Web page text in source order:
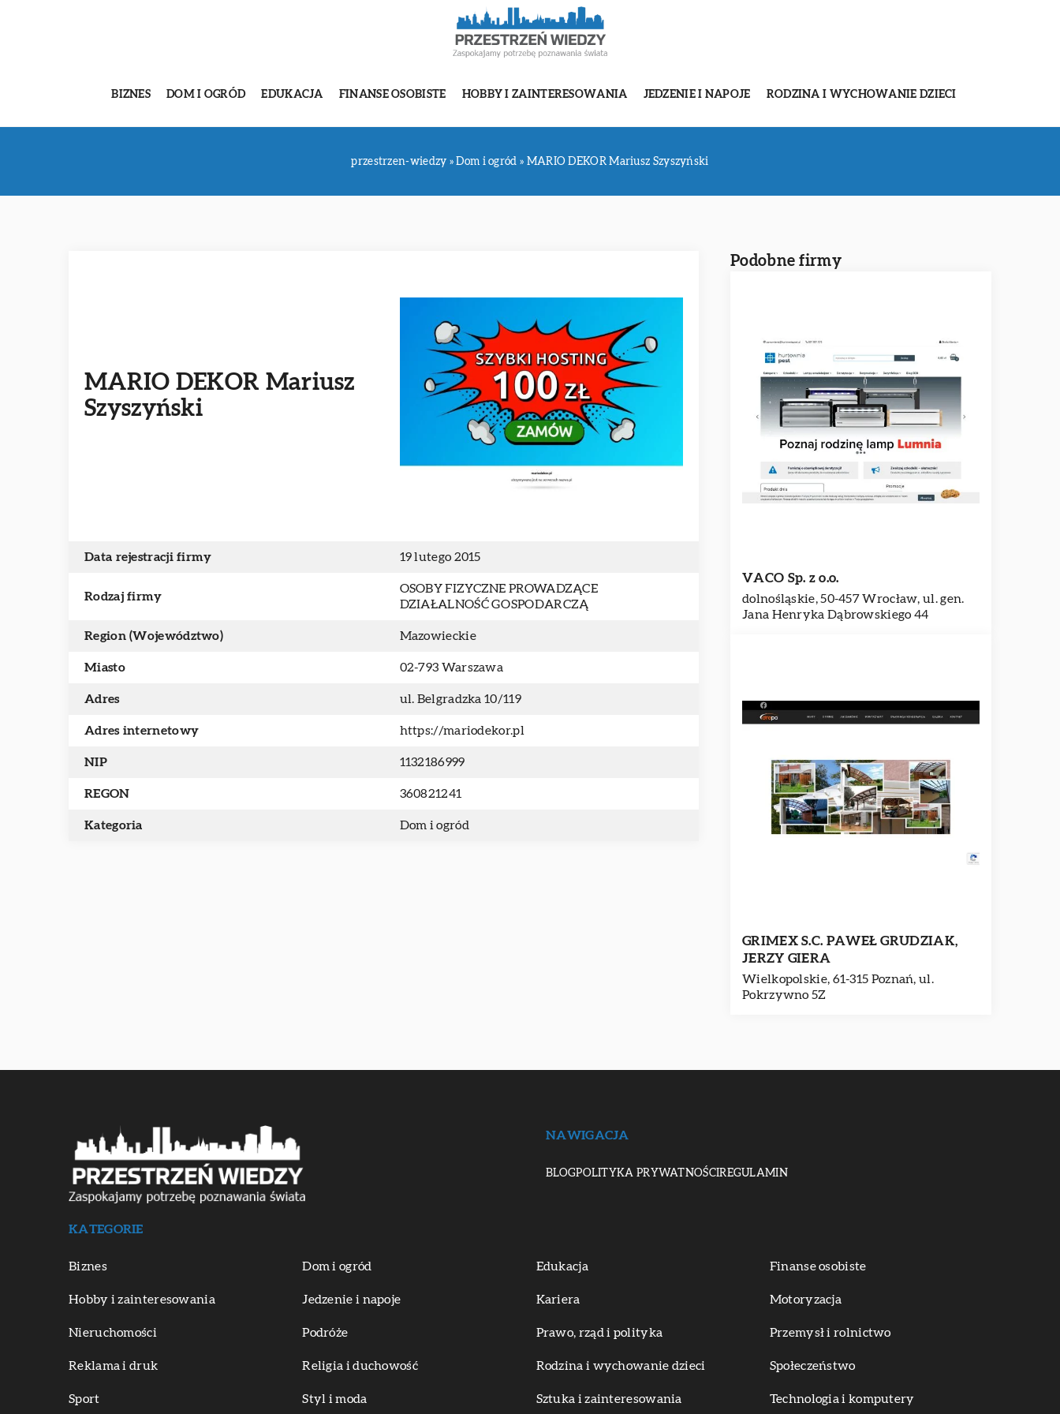
BIZNES DOM I OGRÓD EDUKACJA FINANSE OSOBISTE HOBBY I ZAINTERESOWANIA JEDZENIE I NAPOJE RODZINA I WYCHOWANIE DZIECI
przestrzen-wiedzy »Dom i ogród » MARIO DEKOR Mariusz Szyszyński
MARIO DEKOR Mariusz
Szyszyński
Data rejestracji firmy 19 lutego 2015
Rodzaj firmy
OSOBY FIZYCZNE PROWADZĄCE
DZIAŁALNOŚĆ GOSPODARCZĄ
Region (Województwo) Mazowieckie
Miasto 02-793 Warszawa
Adres ul. Belgradzka 10/119
Adres internetowy https://mariodekor.pl
NIP 1132186999
REGON 360821241
Kategoria Dom i ogród
Podobne firmy
VACO Sp. z o.o.
dolnośląskie, 50-457 Wrocław, ul. gen.
Jana Henryka Dąbrowskiego 44
GRIMEX S.C. PAWEŁ GRUDZIAK,
JERZY GIERA
Wielkopolskie, 61-315 Poznań, ul.
Pokrzywno 5Z
NAWIGACJA
BLOGPOLITYKA PRYWATNOŚCIREGULAMIN
KATEGORIE
Biznes Dom i ogród Edukacja Finanse osobiste
Hobby i zainteresowania Jedzenie i napoje Kariera Motoryzacja
Nieruchomości Podróże Prawo, rząd i polityka Przemysł i rolnictwo
Reklama i druk Religia i duchowość Rodzina i wychowanie dzieci Społeczeństwo
Sport Styl i moda Sztuka i zainteresowania Technologia i komputery